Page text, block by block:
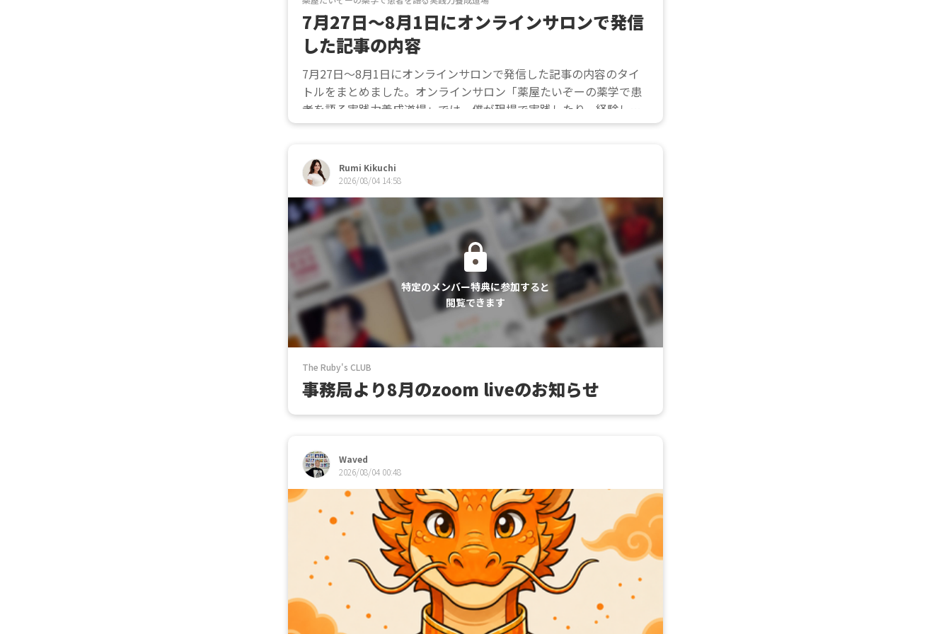
7月27日〜8月1日にオンラインサロンで発信
した記事の内容
7月27日〜8月1日にオンラインサロンで発信した記事の内容のタイ
トルをまとめました。オンラインサロン「薬屋たいぞーの薬学で患
者を語る実践力養成道場」では、僕が現場で実践したり、経験した
りしたリアルな情報をほぼ毎日1000〜2000文字程度の記事にして共
Rumi Kikuchi
2026/08/04 14:58
特定のメンバー特典に参加すると
閲覧できます
The Ruby's CLUB
事務局より8月のzoom liveのお知らせ
Waved
2026/08/04 00:48